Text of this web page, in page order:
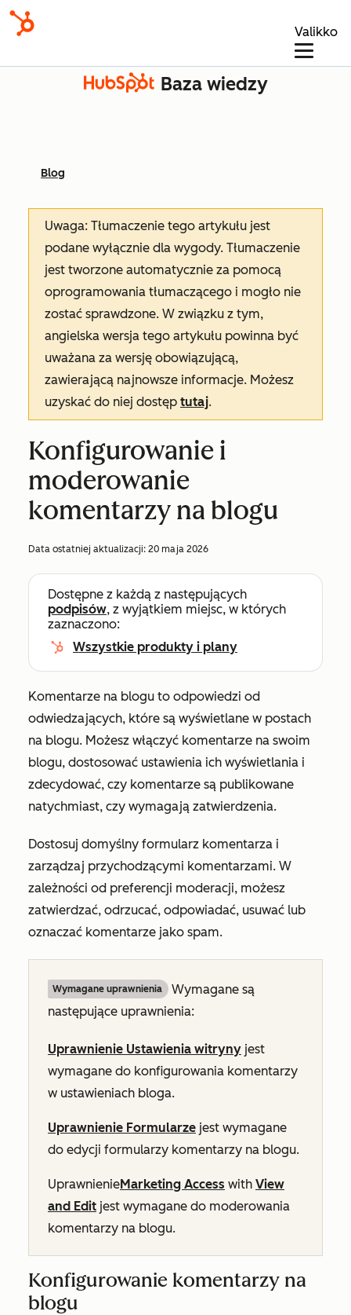
Valikko
Baza wiedzy
Blog
Uwaga: Tłumaczenie tego artykułu jest
podane wyłącznie dla wygody. Tłumaczenie
jest tworzone automatycznie za pomocą
oprogramowania tłumaczącego i mogło nie
zostać sprawdzone. W związku z tym,
angielska wersja tego artykułu powinna być
uważana za wersję obowiązującą,
zawierającą najnowsze informacje. Możesz
uzyskać do niej dostęp tutaj.
Konfigurowanie i
moderowanie
komentarzy na blogu
Data ostatniej aktualizacji: 20 maja 2026
Dostępne z każdą z następujących
podpisów, z wyjątkiem miejsc, w których
zaznaczono:
Wszystkie produkty i plany
Komentarze na blogu to odpowiedzi od
odwiedzających, które są wyświetlane w postach
na blogu. Możesz włączyć komentarze na swoim
blogu, dostosować ustawienia ich wyświetlania i
zdecydować, czy komentarze są publikowane
natychmiast, czy wymagają zatwierdzenia.
Dostosuj domyślny formularz komentarza i
zarządzaj przychodzącymi komentarzami. W
zależności od preferencji moderacji, możesz
zatwierdzać, odrzucać, odpowiadać, usuwać lub
oznaczać komentarze jako spam.
Wymagane uprawnienia
Wymagane są
następujące uprawnienia:
Uprawnienie Ustawienia witryny jest
wymagane do konfigurowania komentarzy
w ustawieniach bloga.
Uprawnienie Formularze jest wymagane
do edycji formularzy komentarzy na blogu.
UprawnienieMarketing Access with View
and Edit jest wymagane do moderowania
komentarzy na blogu.
Konfigurowanie komentarzy na
blogu